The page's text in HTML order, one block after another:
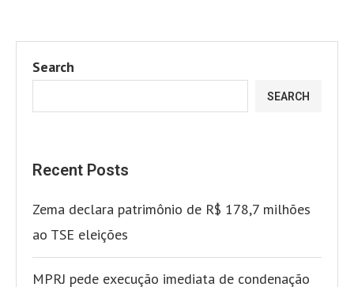
Search
SEARCH
Recent Posts
Zema declara patrimônio de R$ 178,7 milhões
ao TSE eleições
MPRJ pede execução imediata de condenação